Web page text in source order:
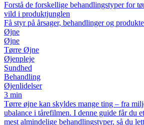
Forstå de forskellige behandlingstyper for
vild i produktjunglen
Få styr på årsager, behandlinger og
Øjne
Øjne
Tørre Øjne
Øjenpleje
Sundhed
Behandling
Øjenlidelser
3 min
Tørre øjne kan skyldes mange ting – fra
ubalance i tårefilmen. I denne guide får du
mest almindelige behandlingstyper, så du